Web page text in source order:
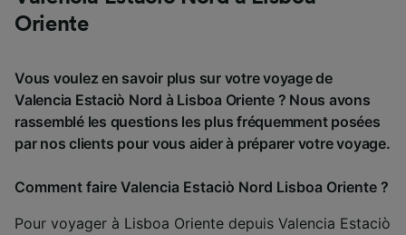
Oriente
Vous voulez en savoir plus sur votre voyage de
Valencia Estaciò Nord à Lisboa Oriente ? Nous avons
rassemblé les questions les plus fréquemment posées
par nos clients pour vous aider à préparer votre voyage.
Comment faire Valencia Estaciò Nord Lisboa Oriente ?
Pour voyager à Lisboa Oriente depuis Valencia Estaciò